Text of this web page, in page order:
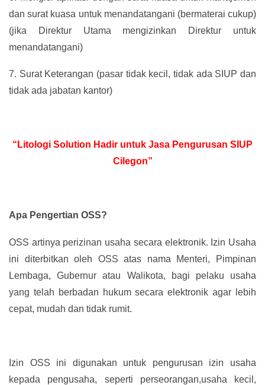
dan surat kuasa untuk menandatangani (bermaterai cukup)
(jika Direktur Utama mengizinkan Direktur untuk
menandatangani)
7. Surat Keterangan (pasar tidak kecil, tidak ada SIUP dan
tidak ada jabatan kantor)
“Litologi Solution Hadir untuk Jasa Pengurusan SIUP
Cilegon”
Apa Pengertian OSS?
OSS artinya perizinan usaha secara elektronik. Izin Usaha
ini diterbitkan oleh OSS atas nama Menteri, Pimpinan
Lembaga, Gubernur atau Walikota, bagi pelaku usaha
yang telah berbadan hukum secara elektronik agar lebih
cepat, mudah dan tidak rumit.
Izin OSS ini digunakan untuk pengurusan izin usaha
kepada pengusaha, seperti perseorangan,usaha kecil,